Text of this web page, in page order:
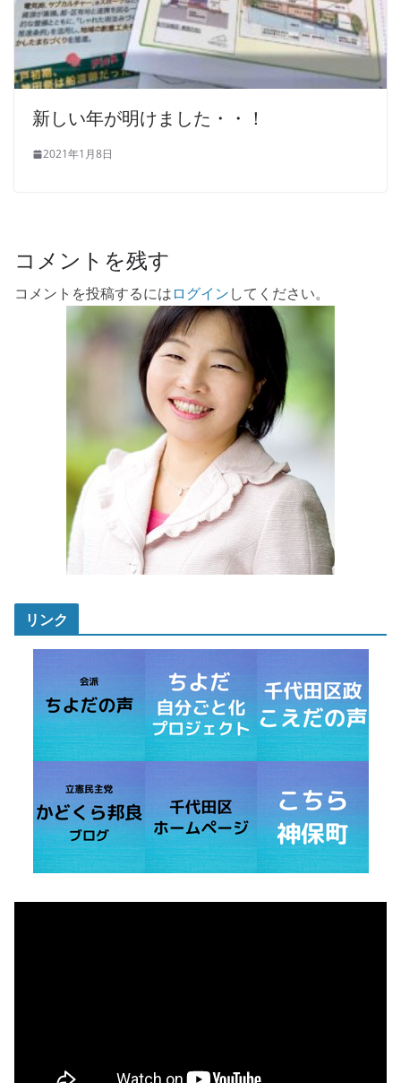
新しい年が明けました・・！
2021年1月8日
コメントを残す
コメントを投稿するにはログインしてください。
リンク